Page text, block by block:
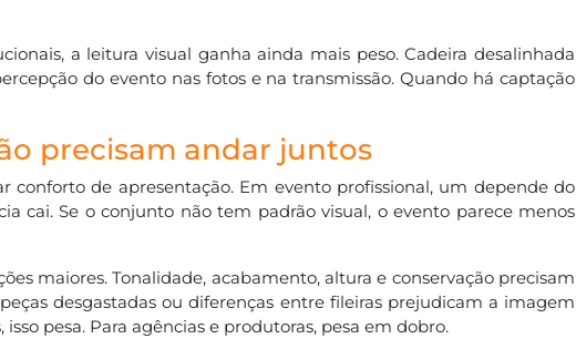
a leitura visual ganha ainda mais peso. Cadeira desalinhada
do evento nas fotos e na transmissão. Quando há captação
precisam andar juntos
conforto de apresentação. Em evento profissional, um depende do
cai. Se o conjunto não tem padrão visual, o evento parece menos
maiores. Tonalidade, acabamento, altura e conservação precisam
desgastadas ou diferenças entre fileiras prejudicam a imagem
pesa. Para agências e produtoras, pesa em dobro.